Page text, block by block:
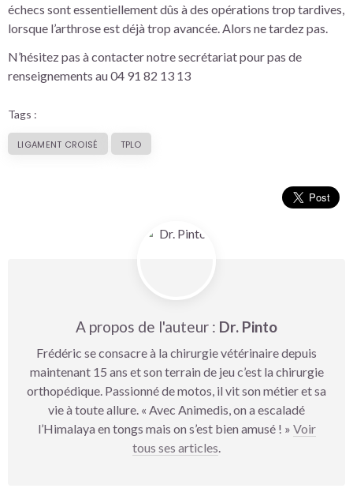
échecs sont essentiellement dûs à des opérations trop tardives,
lorsque l’arthrose est déjà trop avancée. Alors ne tardez pas.
N’hésitez pas à contacter notre secrétariat pour pas de
renseignements au 04 91 82 13 13
Tags :
LIGAMENT CROISÉ TPLO
A propos de l'auteur : Dr. Pinto
Frédéric se consacre à la chirurgie vétérinaire depuis
maintenant 15 ans et son terrain de jeu c’est la chirurgie
orthopédique. Passionné de motos, il vit son métier et sa
vie à toute allure. « Avec Animedis, on a escaladé
l’Himalaya en tongs mais on s’est bien amusé ! » Voir
tous ses articles